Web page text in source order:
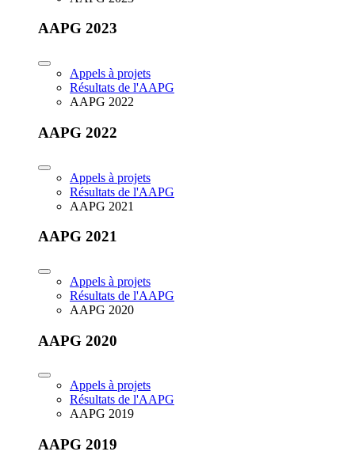
AAPG 2023
Appels à projets
Résultats de l'AAPG
AAPG 2022
AAPG 2022
Appels à projets
Résultats de l'AAPG
AAPG 2021
AAPG 2021
Appels à projets
Résultats de l'AAPG
AAPG 2020
AAPG 2020
Appels à projets
Résultats de l'AAPG
AAPG 2019
AAPG 2019